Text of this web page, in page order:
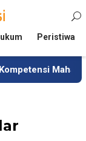
Peristiwa